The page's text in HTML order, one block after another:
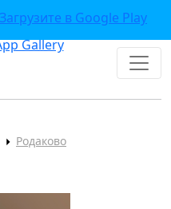
Родаково